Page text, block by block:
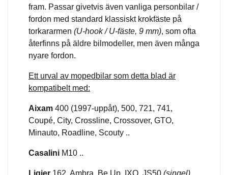
fram. Passar givetvis även vanliga personbilar /
fordon med standard klassiskt krokfäste på
torkararmen (U-hook / U-fäste, 9 mm), som ofta
återfinns på äldre bilmodeller, men även många
nyare fordon.
Ett urval av mopedbilar som detta blad är
kompatibelt med:
Aixam 400 (1997-uppåt), 500, 721, 741,
Coupé, City, Crossline, Crossover, GTO,
Minauto, Roadline, Scouty ..
Casalini M10 ..
Ligier 162, Ambra, Be Up, IXO, JS50 (singel)